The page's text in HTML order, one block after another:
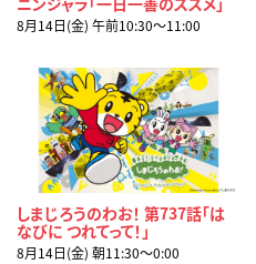
8月14日(金) 午前10:30〜11:00
しまじろうのわお！ 第737話「は
なびに つれてって！」
8月14日(金) 朝11:30〜0:00